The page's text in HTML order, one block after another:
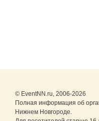
© EventNN.ru, 2006-2026
Полная информация об
Нижнем Новгороде.